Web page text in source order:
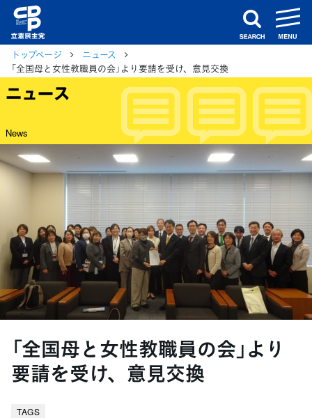
search
トップページ
ニュース
「全国母と女性教職員の会」より要請を受け、意見交換
ニュース
News
「全国母と女性教職員の会」より
要請を受け、意見交換
TAGS